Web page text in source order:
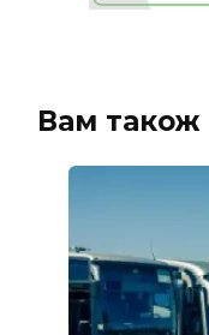
Вам також